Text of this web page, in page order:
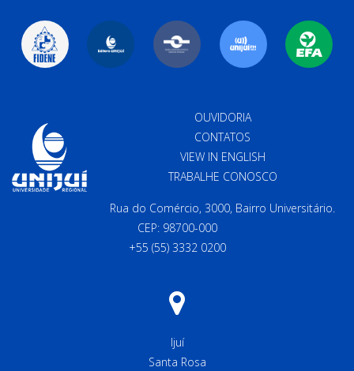
OUVIDORIA
CONTATOS
VIEW IN ENGLISH
TRABALHE CONOSCO
Rua do Comércio, 3000, Bairro Universitário.
CEP: 98700-000
+55 (55) 3332 0200
Ijuí
Santa Rosa